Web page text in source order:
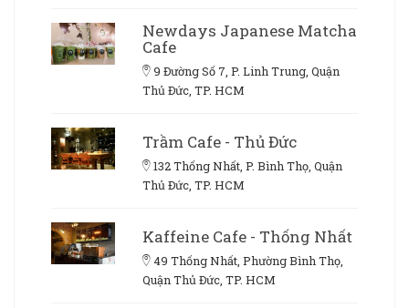
Newdays Japanese Matcha
Cafe
9 Đường Số 7, P. Linh Trung, Quận
Thủ Đức, TP. HCM
Trầm Cafe - Thủ Đức
132 Thống Nhất, P. Bình Thọ, Quận
Thủ Đức, TP. HCM
Kaffeine Cafe - Thống Nhất
49 Thống Nhất, Phường Bình Thọ,
Quận Thủ Đức, TP. HCM